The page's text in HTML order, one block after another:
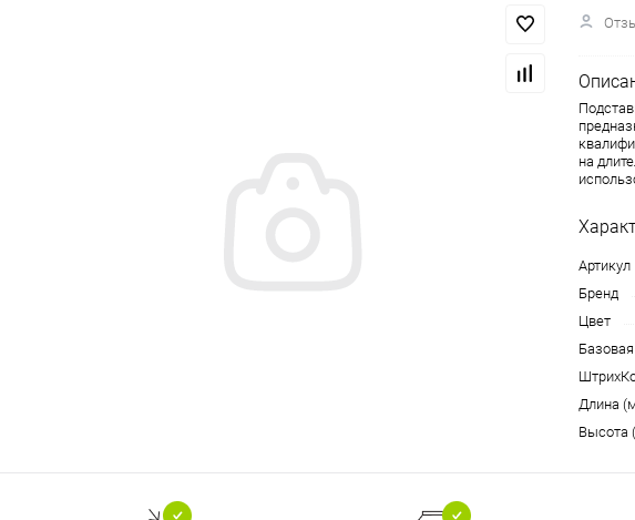
на
Артикул
Бренд
Цвет
Длина
Высота